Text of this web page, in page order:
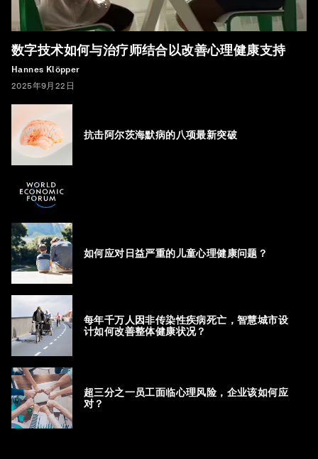
数字技术如何与治疗师结合以改善心理健康支持
Hannes Klöpper
2025年9月22日
抗击阿尔茨海默病的八项最新突破
如何应对日益严重的儿童心理健康问题？
每年千万人因非传染性疾病死亡，智慧城市设
计如何改善整体健康状况？
超三分之一员工面临心理风险，企业该如何应
对？